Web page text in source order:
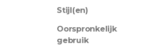
Stijl(en)
Oorspronkelijk
gebruik